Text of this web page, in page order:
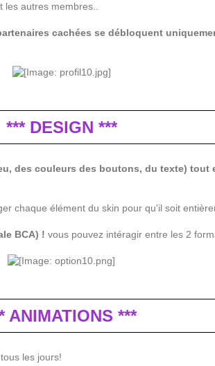
autres membres..
cachées se débloquent
*** DESIGN ***
des couleurs des boutons, du texte) tout
chaque élément du skin pour qu'il soit
BCA) ! vous pouvez intéragir entre les 2
ANIMATIONS ***
tous les jours!